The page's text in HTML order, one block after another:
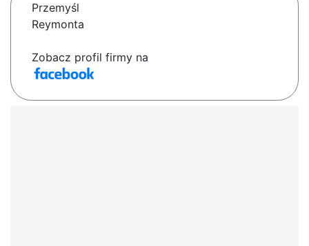
Przemyśl
Reymonta
Zobacz profil firmy na